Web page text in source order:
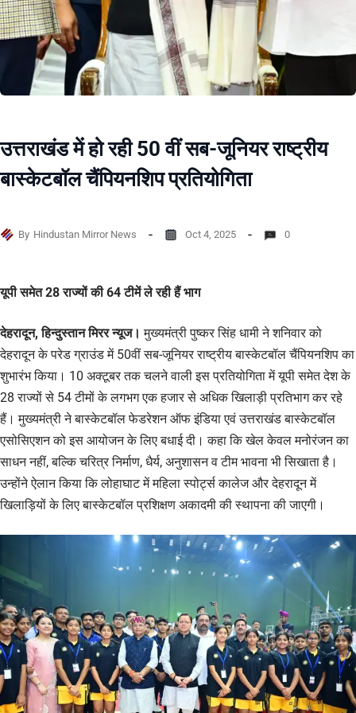
उत्तराखंड में हो रही 50 वीं सब-जूनियर राष्ट्रीय
बास्केटबॉल चैंपियनशिप प्रतियोगिता
By Hindustan Mirror News Oct 4, 2025 0
यूपी समेत 28 राज्यों की 64 टीमें ले रही हैं भाग
देहरादून, हिन्दुस्तान मिरर न्यूज। मुख्यमंत्री पुष्कर सिंह धामी ने शनिवार को
देहरादून के परेड ग्राउंड में 50वीं सब-जूनियर राष्ट्रीय बास्केटबॉल चैंपियनशिप का
शुभारंभ किया। 10 अक्टूबर तक चलने वाली इस प्रतियोगिता में यूपी समेत देश के
28 राज्यों से 54 टीमों के लगभग एक हजार से अधिक खिलाड़ी प्रतिभाग कर रहे
हैं। मुख्यमंत्री ने बास्केटबॉल फेडरेशन ऑफ इंडिया एवं उत्तराखंड बास्केटबॉल
एसोसिएशन को इस आयोजन के लिए बधाई दी। कहा कि खेल केवल मनोरंजन का
साधन नहीं, बल्कि चरित्र निर्माण, धैर्य, अनुशासन व टीम भावना भी सिखाता है।
उन्होंने ऐलान किया कि लोहाघाट में महिला स्पोर्ट्स कालेज और देहरादून में
खिलाड़ियों के लिए बास्केटबॉल प्रशिक्षण अकादमी की स्थापना की जाएगी।